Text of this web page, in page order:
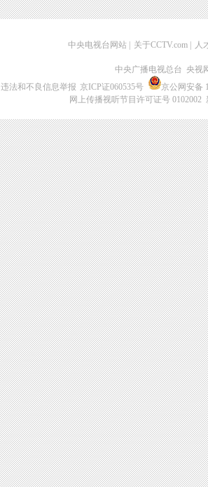
中央电视台网站 关于CCTV.com 人
中央广播电视总台 央视
违法和不良信息举报 京ICP证060535号
京公网安备
网上传播视听节目许可证号 0102002